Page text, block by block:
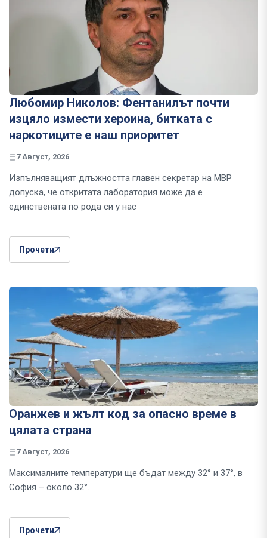
Любомир Николов: Фентанилът почти
изцяло измести хероина, битката с
наркотиците е наш приоритет
7 Август, 2026
Изпълняващият длъжността главен секретар на МВР
допуска, че откритата лаборатория може да е
единствената по рода си у нас
Прочети
Оранжев и жълт код за опасно време в
цялата страна
7 Август, 2026
Максималните температури ще бъдат между 32° и 37°, в
София – около 32°.
Прочети